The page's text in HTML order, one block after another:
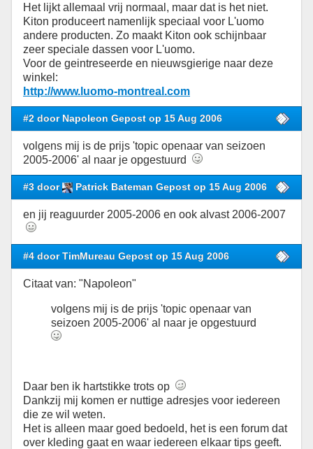
Het lijkt allemaal vrij normaal, maar dat is het niet.
Kiton produceert namenlijk speciaal voor L'uomo
andere producten. Zo maakt Kiton ook schijnbaar
zeer speciale dassen voor L'uomo.
Voor de geintreseerde en nieuwsgierige naar deze
winkel:
http://www.luomo-montreal.com
#2 door Napoleon Gepost op 15 Aug 2006
volgens mij is de prijs 'topic openaar van seizoen
2005-2006' al naar je opgestuurd
#3 door Patrick Bateman Gepost op 15 Aug 2006
en jij reaguurder 2005-2006 en ook alvast 2006-2007
#4 door TimMureau Gepost op 15 Aug 2006
Citaat van: "Napoleon"
volgens mij is de prijs 'topic openaar van
seizoen 2005-2006' al naar je opgestuurd
Daar ben ik hartstikke trots op
Dankzij mij komen er nuttige adresjes voor iedereen
die ze wil weten.
Het is alleen maar goed bedoeld, het is een forum dat
over kleding gaat en waar iedereen elkaar tips geeft.